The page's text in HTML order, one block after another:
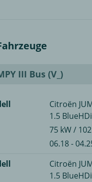
III Bus (V_)
Citroën
1.5
75 kW / 102
06.18 -
Citroën
1.5